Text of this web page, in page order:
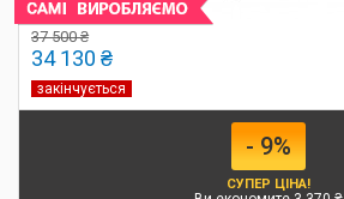
37 500 ₴
34 130 ₴
закінчується
- 9%
СУПЕР ЦІНА!